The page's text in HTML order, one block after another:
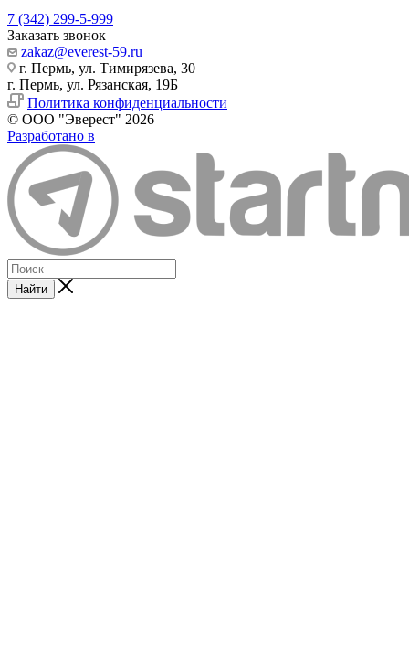
7 (342) 299-5-999
Заказать звонок
zakaz@everest-59.ru
г. Пермь, ул. Тимирязева, 30
г. Пермь, ул. Рязанская, 19Б
Политика конфиденциальности
© ООО "Эверест" 2026
Разработано в
Найти